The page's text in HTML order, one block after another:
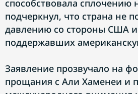
способствовала сплочению
подчеркнул, что страна не
давлению со стороны США и
поддержавших
Заявление прозвучало на
прощания с Али Хаменеи и